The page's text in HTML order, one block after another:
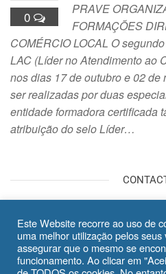
0
PRAVE
FORMAÇÕES
COMÉRCIO LOCAL O
LAC (Líder no Atendimento ao
nos dias 17 de outubro e 02
ser realizadas por duas
entidade formadora certificada
atribuição do selo Líder…
Email:info@iprc.com.pt
Politica de privacidade
Este Website recorre ao uso de
uma melhor utilização pelos
assegurar que o mesmo se
funcionamento. Ao clicar em